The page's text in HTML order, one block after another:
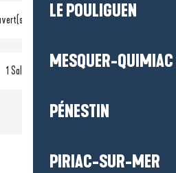
LE POULIGUEN
MESQUER-QUIMIAC
PÉNESTIN
PIRIAC-SUR-MER
en terrasse
1 Salle(s)